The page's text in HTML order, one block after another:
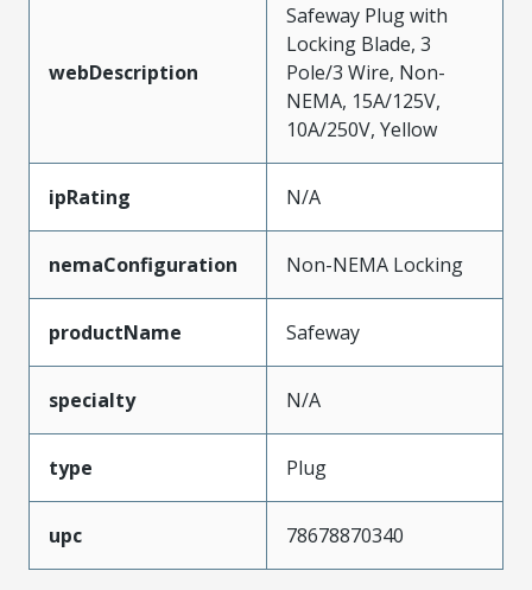
webDescription
Safeway Plug with
Locking Blade, 3
Pole/3 Wire, Non-
NEMA, 15A/125V,
10A/250V, Yellow
ipRating N/A
nemaConfiguration Non-NEMA Locking
productName Safeway
specialty N/A
type Plug
upc 78678870340